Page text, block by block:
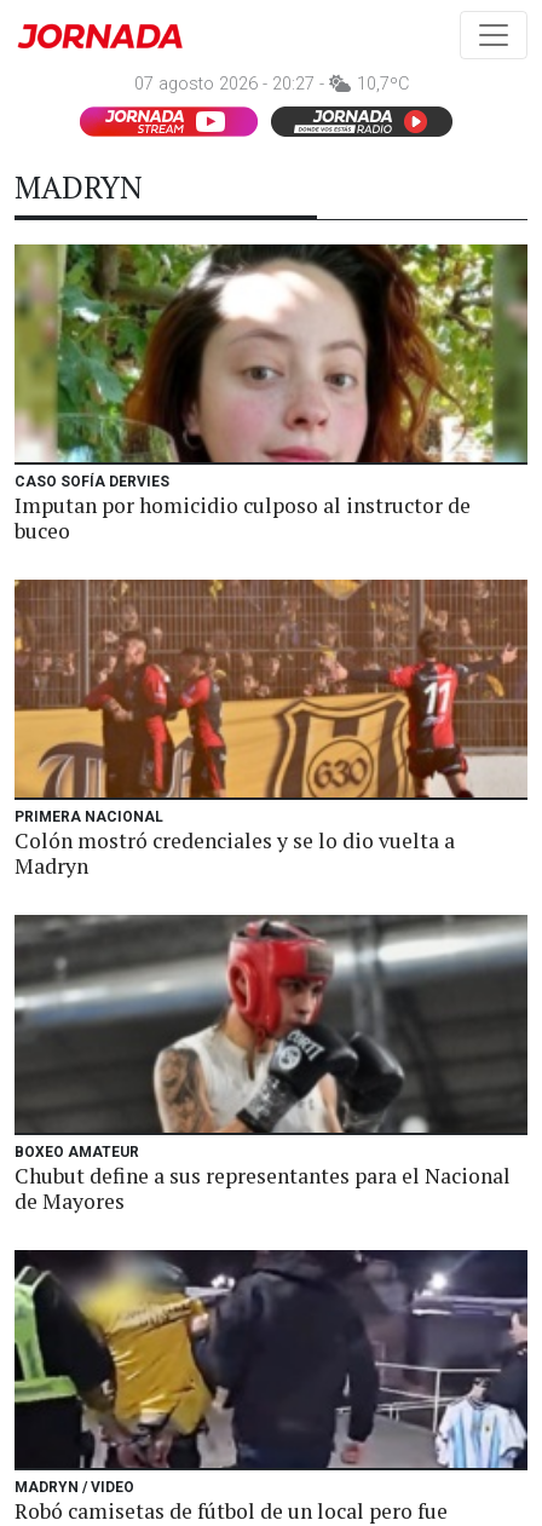
07 agosto 2026 - 20:27 - 10,7ºC
MADRYN
CASO SOFÍA DERVIES
Imputan por homicidio culposo al instructor de
buceo
PRIMERA NACIONAL
Colón mostró credenciales y se lo dio vuelta a
Madryn
BOXEO AMATEUR
Chubut define a sus representantes para el Nacional
de Mayores
MADRYN / VIDEO
Robó camisetas de fútbol de un local pero fue